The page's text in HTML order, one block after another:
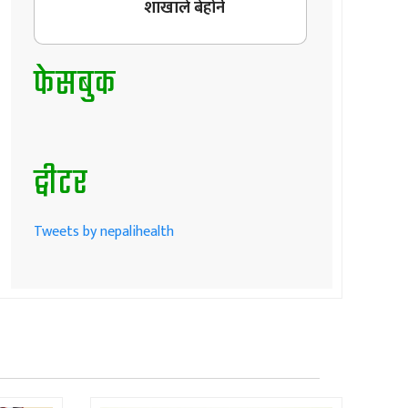
शाखाले बेहोर्ने
फेसबुक
ट्वीटर
Tweets by nepalihealth